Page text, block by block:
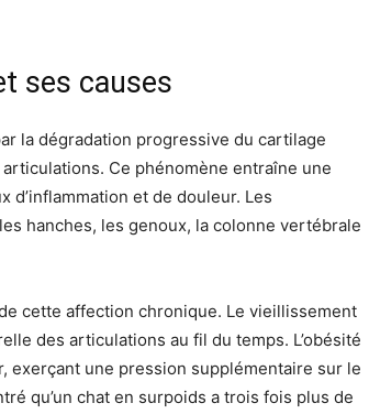
ses causes
la dégradation progressive du cartilage
Ce phénomène entraîne une
et de douleur. Les
hanches, les genoux, la colonne vertébrale
cette affection chronique. Le vieillissement
des articulations au fil du temps. L’obésité
exerçant une pression supplémentaire sur le
qu’un chat en surpoids a trois fois plus de